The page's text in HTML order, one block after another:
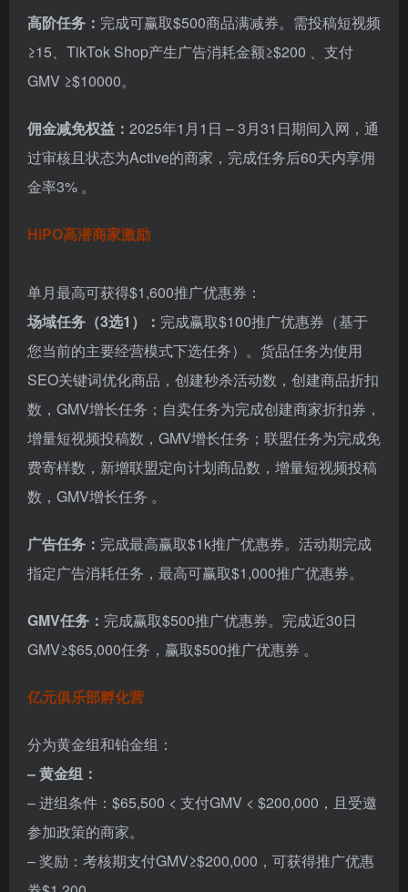
高阶任务： 完成可赢取$500商品满减券。需投稿短视频
≥15、TikTok Shop产生广告消耗金额≥$200 、支付
GMV ≥$10000。
佣金减免权益： 2025年1月1日 – 3月31日期间入网，通
过审核且状态为Active的商家，完成任务后60天内享佣
金率3% 。
HiPO高潜商家激励
单月最高可获得$1,600推广优惠券：
场域任务（3选1）： 完成赢取$100推广优惠券（基于
您当前的主要经营模式下选任务）。货品任务为使用
SEO关键词优化商品，创建秒杀活动数，创建商品折扣
数，GMV增长任务；自卖任务为完成创建商家折扣券，
增量短视频投稿数，GMV增长任务；联盟任务为完成免
费寄样数，新增联盟定向计划商品数，增量短视频投稿
数，GMV增长任务 。
广告任务： 完成最高赢取$1k推广优惠券。活动期完成
指定广告消耗任务，最高可赢取$1,000推广优惠券。
GMV任务： 完成赢取$500推广优惠券。完成近30日
GMV≥$65,000任务，赢取$500推广优惠券 。
亿元俱乐部孵化营
分为黄金组和铂金组：
– 黄金组：
– 进组条件：$65,500 < 支付GMV < $200,000，且受邀
参加政策的商家。
– 奖励：考核期支付GMV≥$200,000，可获得推广优惠